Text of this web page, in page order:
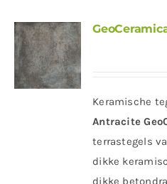
Keramische
Antracite
terrastegels
dikke
dikke